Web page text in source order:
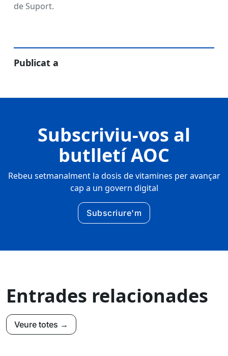
de Suport.
Publicat a
Subscriviu-vos al
butlletí AOC
Rebeu setmanalment la dosis de vitamines per avançar
cap a un govern digital
Subscriure'm
Entrades relacionades
Veure totes →